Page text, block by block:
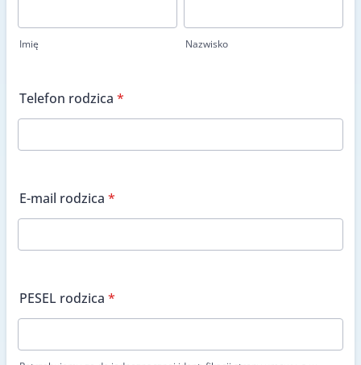
Imię Nazwisko
Telefon rodzica *
E-mail rodzica *
PESEL rodzica *